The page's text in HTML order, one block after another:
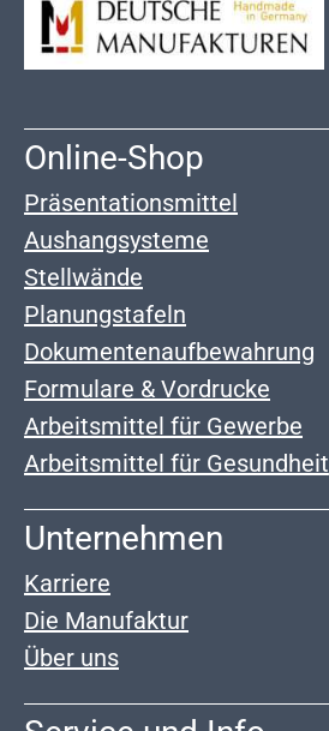
Online-Shop
Präsentationsmittel
Aushangsysteme
Stellwände
Planungstafeln
Dokumentenaufbewahrung
Formulare & Vordrucke
Arbeitsmittel für Gewerbe
Arbeitsmittel für Gesundheit
Unternehmen
Karriere
Die Manufaktur
Über uns